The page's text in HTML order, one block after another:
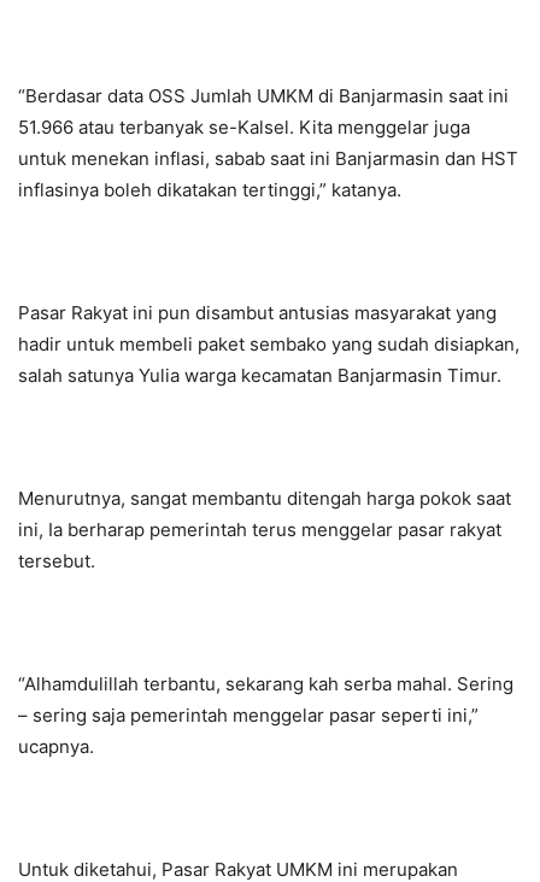
“Berdasar data OSS Jumlah UMKM di Banjarmasin saat ini
51.966 atau terbanyak se-Kalsel. Kita menggelar juga
untuk menekan inflasi, sabab saat ini Banjarmasin dan HST
inflasinya boleh dikatakan tertinggi,” katanya.
Pasar Rakyat ini pun disambut antusias masyarakat yang
hadir untuk membeli paket sembako yang sudah disiapkan,
salah satunya Yulia warga kecamatan Banjarmasin Timur.
Menurutnya, sangat membantu ditengah harga pokok saat
ini, Ia berharap pemerintah terus menggelar pasar rakyat
tersebut.
“Alhamdulillah terbantu, sekarang kah serba mahal. Sering
– sering saja pemerintah menggelar pasar seperti ini,”
ucapnya.
Untuk diketahui, Pasar Rakyat UMKM ini merupakan